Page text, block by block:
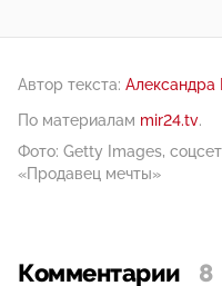
Автор текста: Александра
По материалам mir24.tv.
Фото: Getty Images,
«Продавец мечты»
Комментарии 8